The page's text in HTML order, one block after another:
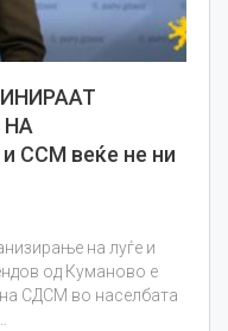
НА
ССМ веќе не ни
на луѓе и
од Куманово е
СДСМ во населбата